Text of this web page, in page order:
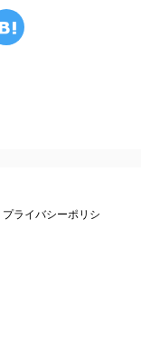
プライバシーポリシ